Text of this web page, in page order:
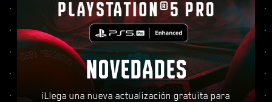
NOVEDADES
¡Llega una nueva actualización gratuita para